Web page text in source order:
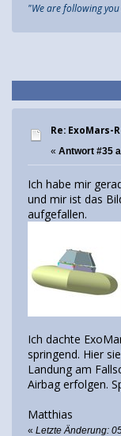
"We are following
Re: ExoMars-
« Antwort #35
Ich habe mir
und mir ist das
aufgefallen.
Ich dachte
springend. Hier
Landung am
Airbag erfolgen.
Matthias
« Letzte Änderung: